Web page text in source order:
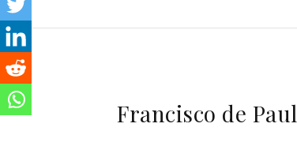
Francisco de